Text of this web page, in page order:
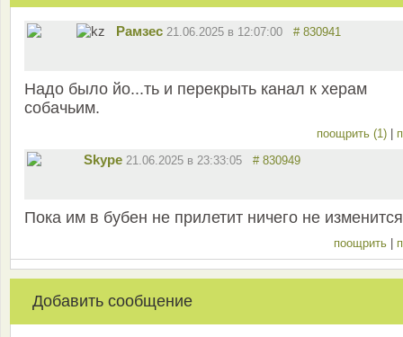
Рамзес 21.06.2025 в 12:07:00 # 830941
Надо было йо...ть и перекрыть канал к херам
собачьим.
поощрить (1)
Skype 21.06.2025 в 23:33:05 # 830949
Пока им в бубен не прилетит ничего не
поощрить
Добавить сообщение